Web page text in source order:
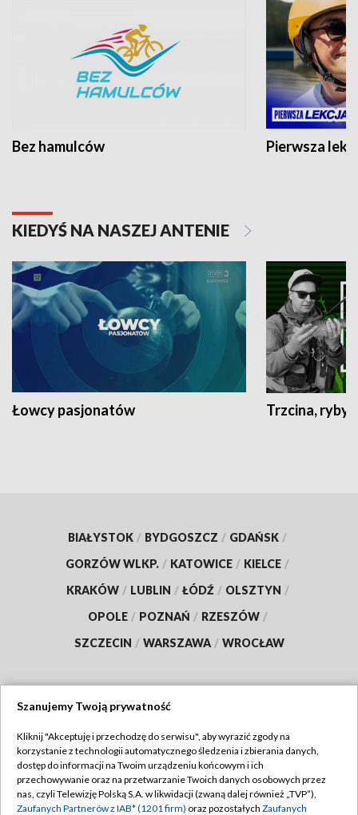
Bez hamulców Pierwsza
KIEDYŚ NA NASZEJ ANTENIE
Łowcy pasjonatów Trzcina, ryby
BIAŁYSTOK / BYDGOSZCZ / GDAŃSK /
GORZÓW WLKP. / KATOWICE / KIELCE /
KRAKÓW / LUBLIN / ŁÓDŹ / OLSZTYN /
OPOLE / POZNAŃ / RZESZÓW /
SZCZECIN / WARSZAWA / WROCŁAW
TVP
Abonament TVP
Emisja w TVP
Regulamin TVP
Polityka prywatności
Szanujemy Twoją prywatność
Kliknij "Akceptuję i przechodzę do serwisu", aby wyrazić zgody na
korzystanie z technologii automatycznego śledzenia i zbierania danych,
dostęp do informacji na Twoim urządzeniu końcowym i ich
przechowywanie oraz na przetwarzanie Twoich danych osobowych przez
nas, czyli Telewizję Polską S.A. w likwidacji (zwaną dalej również „TVP”),
Zaufanych Partnerów z IAB* (1201 firm) oraz pozostałych Zaufanych